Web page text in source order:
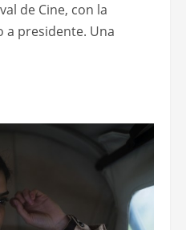
de Cine, con la
a presidente. Una